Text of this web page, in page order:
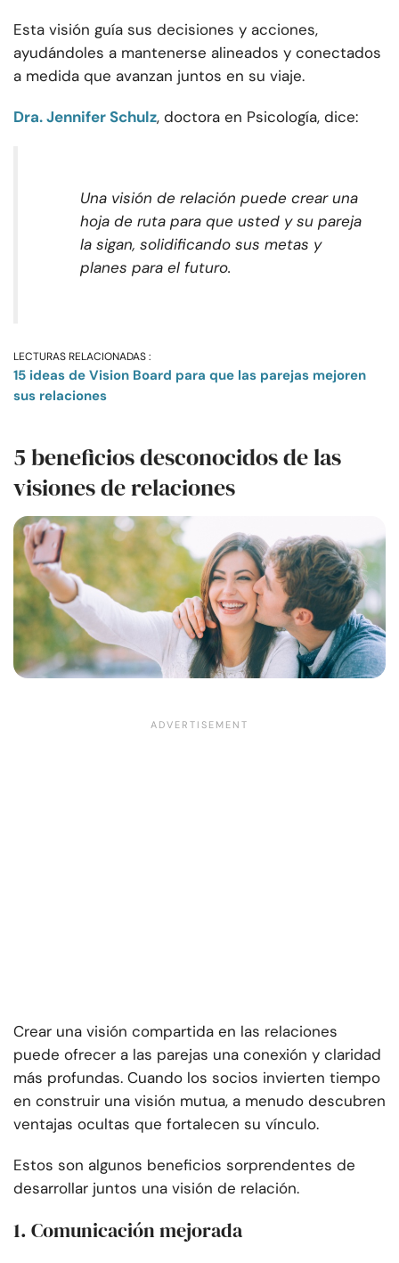
Esta visión guía sus decisiones y acciones,
ayudándoles a mantenerse alineados y conectados
a medida que avanzan juntos en su viaje.
Dra. Jennifer Schulz, doctora en Psicología, dice:
Una visión de relación puede crear una
hoja de ruta para que usted y su pareja
la sigan, solidificando sus metas y
planes para el futuro.
LECTURAS RELACIONADAS :
15 ideas de Vision Board para que las parejas mejoren
sus relaciones
5 beneficios desconocidos de las
visiones de relaciones
Crear una visión compartida en las relaciones
puede ofrecer a las parejas una conexión y claridad
más profundas. Cuando los socios invierten tiempo
en construir una visión mutua, a menudo descubren
ventajas ocultas que fortalecen su vínculo.
Estos son algunos beneficios sorprendentes de
desarrollar juntos una visión de relación.
1. Comunicación mejorada